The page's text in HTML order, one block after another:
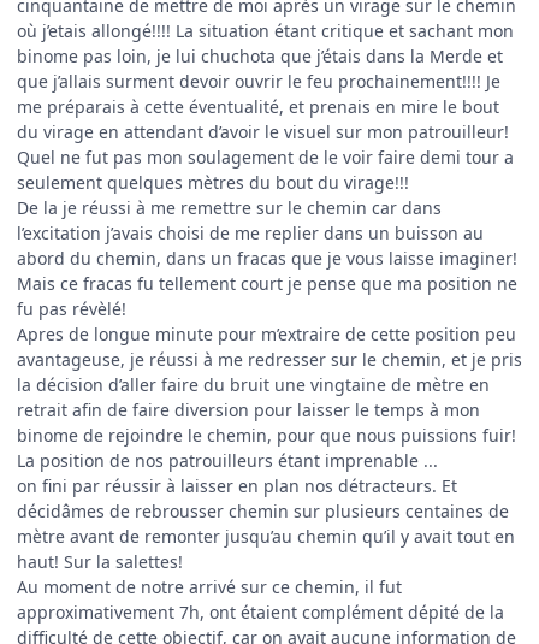
cinquantaine de mettre de moi après un virage sur le chemin
où j’etais allongé!!!! La situation étant critique et sachant mon
binome pas loin, je lui chuchota que j’étais dans la Merde et
que j’allais surment devoir ouvrir le feu prochainement!!!! Je
me préparais à cette éventualité, et prenais en mire le bout
du virage en attendant d’avoir le visuel sur mon patrouilleur!
Quel ne fut pas mon soulagement de le voir faire demi tour a
seulement quelques mètres du bout du virage!!!
De la je réussi à me remettre sur le chemin car dans
l’excitation j’avais choisi de me replier dans un buisson au
abord du chemin, dans un fracas que je vous laisse imaginer!
Mais ce fracas fu tellement court je pense que ma position ne
fu pas révèlé!
Apres de longue minute pour m’extraire de cette position peu
avantageuse, je réussi à me redresser sur le chemin, et je pris
la décision d’aller faire du bruit une vingtaine de mètre en
retrait afin de faire diversion pour laisser le temps à mon
binome de rejoindre le chemin, pour que nous puissions fuir!
La position de nos patrouilleurs étant imprenable ...
on fini par réussir à laisser en plan nos détracteurs. Et
décidâmes de rebrousser chemin sur plusieurs centaines de
mètre avant de remonter jusqu’au chemin qu’il y avait tout en
haut! Sur la salettes!
Au moment de notre arrivé sur ce chemin, il fut
approximativement 7h, ont étaient complément dépité de la
difficulté de cette objectif, car on avait aucune information de